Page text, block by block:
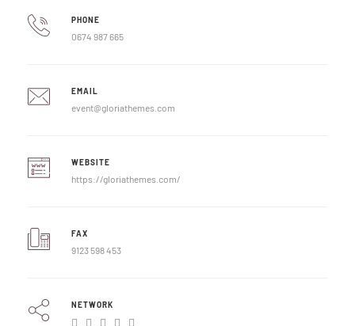
PHONE
0674 987 665
EMAIL
event@gloriathemes.com
WEBSITE
https://gloriathemes.com/
FAX
9123 598 453
NETWORK